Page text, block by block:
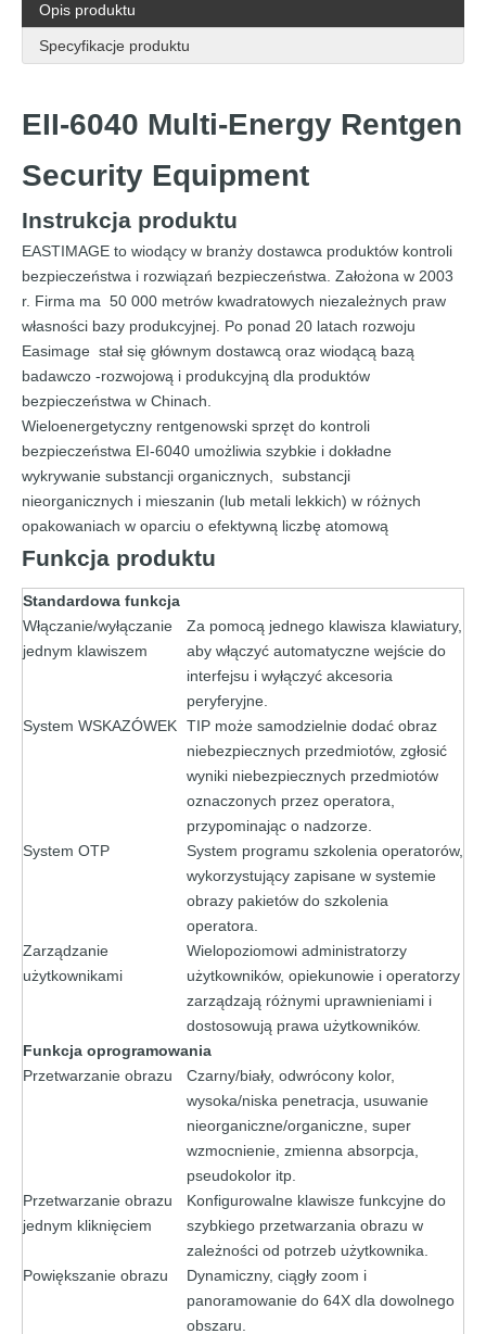
Opis produktu
Specyfikacje produktu
EII-6040 Multi-Energy Rentgen
Security Equipment
Instrukcja produktu
EASTIMAGE to wiodący w branży dostawca produktów kontroli
bezpieczeństwa i rozwiązań bezpieczeństwa. Założona w 2003
r. Firma ma 50 000 metrów kwadratowych niezależnych praw
własności bazy produkcyjnej. Po ponad 20 latach rozwoju
Easimage stał się głównym dostawcą oraz wiodącą bazą
badawczo -rozwojową i produkcyjną dla produktów
bezpieczeństwa w Chinach.
Wieloenergetyczny rentgenowski sprzęt do kontroli
bezpieczeństwa EI-6040 umożliwia szybkie i dokładne
wykrywanie substancji organicznych, substancji
nieorganicznych i mieszanin (lub metali lekkich) w różnych
opakowaniach w oparciu o efektywną liczbę atomową
Funkcja produktu
Standardowa funkcja
Włączanie/wyłączanie
jednym klawiszem
Za pomocą jednego klawisza klawiatury,
aby włączyć automatyczne wejście do
interfejsu i wyłączyć akcesoria
peryferyjne.
System WSKAZÓWEK TIP może samodzielnie dodać obraz
niebezpiecznych przedmiotów, zgłosić
wyniki niebezpiecznych przedmiotów
oznaczonych przez operatora,
przypominając o nadzorze.
System OTP
System programu szkolenia operatorów,
wykorzystujący zapisane w systemie
obrazy pakietów do szkolenia
operatora.
Zarządzanie
użytkownikami
Wielopoziomowi administratorzy
użytkowników, opiekunowie i operatorzy
zarządzają różnymi uprawnieniami i
dostosowują prawa użytkowników.
Funkcja oprogramowania
Przetwarzanie obrazu
Czarny/biały, odwrócony kolor,
wysoka/niska penetracja, usuwanie
nieorganiczne/organiczne, super
wzmocnienie, zmienna absorpcja,
pseudokolor itp.
Przetwarzanie obrazu
jednym kliknięciem
Konfigurowalne klawisze funkcyjne do
szybkiego przetwarzania obrazu w
zależności od potrzeb użytkownika.
Powiększanie obrazu
Dynamiczny, ciągły zoom i
panoramowanie do 64X dla dowolnego
obszaru.